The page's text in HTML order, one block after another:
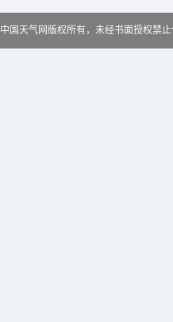
中国天气网版权所有，未经书面授权